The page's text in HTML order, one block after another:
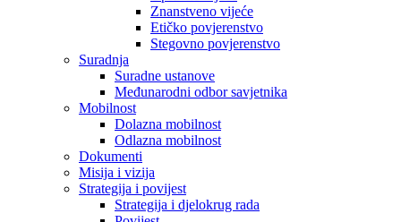
Znanstveno vijeće
Etičko povjerenstvo
Stegovno povjerenstvo
Suradnja
Suradne ustanove
Međunarodni odbor savjetnika
Mobilnost
Dolazna mobilnost
Odlazna mobilnost
Dokumenti
Misija i vizija
Strategija i povijest
Strategija i djelokrug rada